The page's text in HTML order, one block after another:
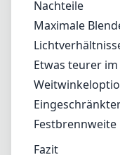
tragbaren
Leistung
die Outdoor-